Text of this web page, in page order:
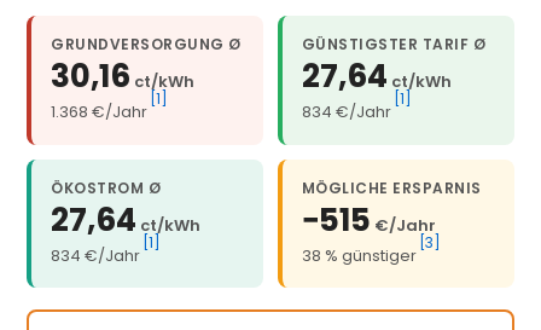
GRUNDVERSORGUNG Ø
30,16 ct/kWh
1.368 €/Jahr
[1]
GÜNSTIGSTER TARIF Ø
27,64 ct/kWh
834 €/Jahr
[1]
ÖKOSTROM Ø
27,64 ct/kWh
834 €/Jahr
[1]
MÖGLICHE ERSPARNIS
−515 €/Jahr
38 % günstiger
[3]